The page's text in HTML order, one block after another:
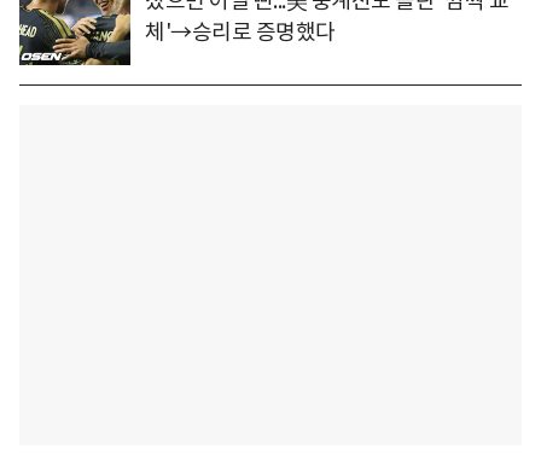
체'→승리로 증명했다